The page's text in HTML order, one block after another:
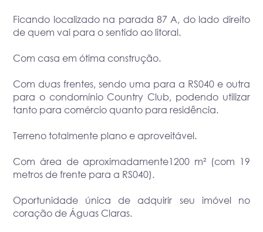
Ficando localizado na parada 87 A, do lado direito
de quem vai para o sentido ao litoral.
Com casa em ótima construção.
Com duas frentes, sendo uma para a RS040 e outra
para o condomínio Country Club, podendo utilizar
tanto para comércio quanto para residência.
Terreno totalmente plano e aproveitável.
Com área de aproximadamente1200 m² (com 19
metros de frente para a RS040).
Oportunidade única de adquirir seu imóvel no
coração de Águas Claras.